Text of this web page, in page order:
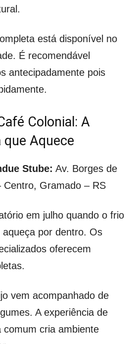
está disponível no
É recomendável
antecipadamente pois
Colonial: A
Aquece
Stube: Av. Borges de
Centro, Gramado – RS
em julho quando o frio
aqueça por dentro. Os
oferecem
vem acompanhado de
A experiência de
comum cria ambiente